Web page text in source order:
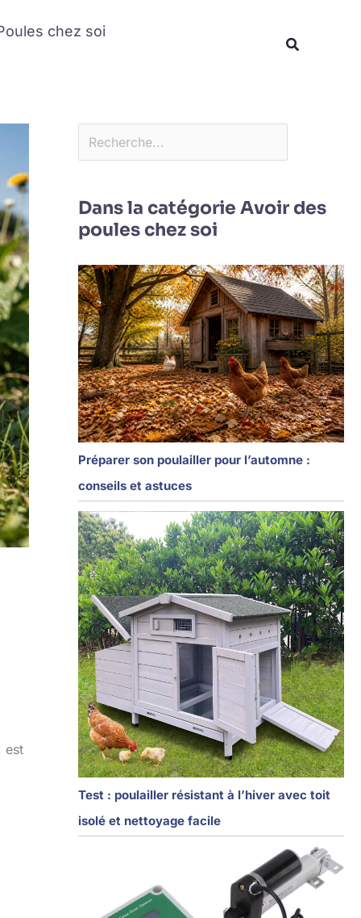
chez soi
est
Dans la catégorie Avoir des
poules chez soi
Préparer son poulailler pour l’automne :
conseils et astuces
Test : poulailler résistant à l’hiver avec toit
isolé et nettoyage facile